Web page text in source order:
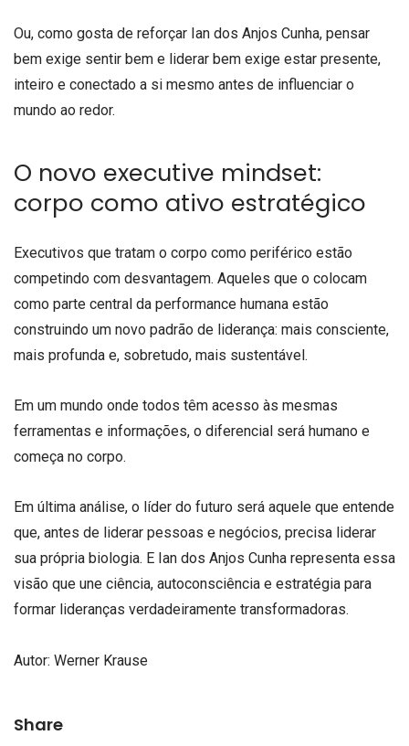
Ou, como gosta de reforçar Ian dos Anjos Cunha, pensar
bem exige sentir bem e liderar bem exige estar presente,
inteiro e conectado a si mesmo antes de influenciar o
mundo ao redor.
O novo executive mindset:
corpo como ativo estratégico
Executivos que tratam o corpo como periférico estão
competindo com desvantagem. Aqueles que o colocam
como parte central da performance humana estão
construindo um novo padrão de liderança: mais consciente,
mais profunda e, sobretudo, mais sustentável.
Em um mundo onde todos têm acesso às mesmas
ferramentas e informações, o diferencial será humano e
começa no corpo.
Em última análise, o líder do futuro será aquele que entende
que, antes de liderar pessoas e negócios, precisa liderar
sua própria biologia. E Ian dos Anjos Cunha representa essa
visão que une ciência, autoconsciência e estratégia para
formar lideranças verdadeiramente transformadoras.
Autor: Werner Krause
Share